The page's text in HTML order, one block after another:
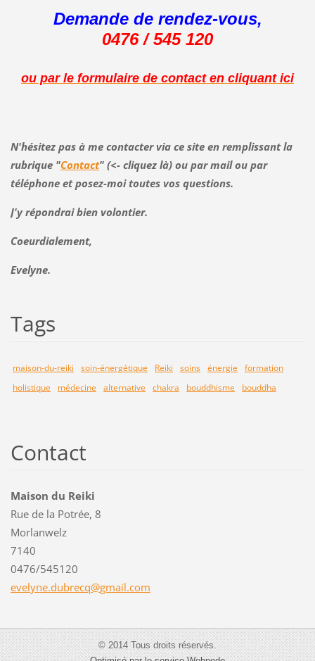
Demande de rendez-vous,
0476 / 545 120
ou par le formulaire de contact en cliquant ici
N'hésitez pas à me contacter via ce site en remplissant la
rubrique "Contact" (<- cliquez là) ou par mail ou par
téléphone et posez-moi toutes vos questions.
J'y répondrai bien volontier.
Coeurdialement,
Evelyne.
Tags
maison-du-reiki soin-énergétique Reiki soins énergie
formation
holistique
médecine alternative chakra bouddhisme bouddha
Contact
Maison du Reiki
Rue de la Potrée, 8
Morlanwelz
7140
0476/545120
evelyne.dubrecq@gmail.com
© 2014 Tous droits réservés.